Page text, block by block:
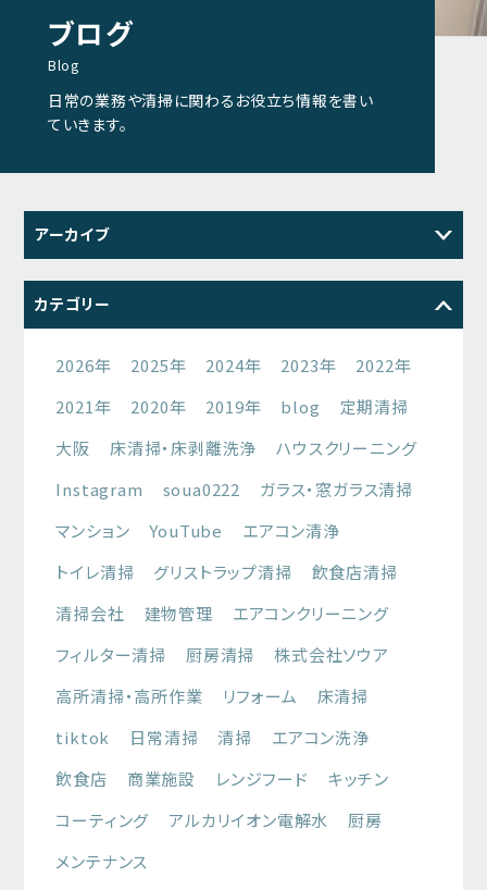
ブログ
Blog
日常の業務や清掃に関わるお役立ち情報を書い
ていきます。
アーカイブ
2026
カテゴリー
2026年 2025年 2024年 2023年
2022年
2021年
2020年 2019年 blog
定期清掃
大阪
床清掃・床剥離洗浄
ハウスクリーニング
Instagram
soua0222
ガラス・窓ガラス清掃
マンション
YouTube
エアコン清浄
トイレ清掃
グリストラップ清掃
飲食店清掃
清掃会社
建物管理
エアコンクリーニング
フィルター清掃
厨房清掃
株式会社ソウア
高所清掃・高所作業
リフォーム
床清掃
tiktok
日常清掃 清掃
エアコン洗浄
飲食店
商業施設 レンジフード
キッチン
コーティング
アルカリイオン電解水
厨房
メンテナンス